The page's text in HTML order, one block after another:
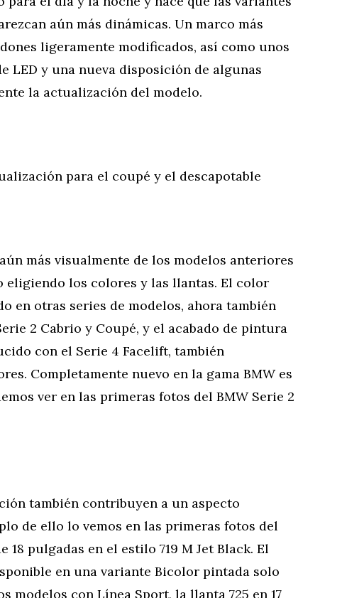
aún más dinámicas. Un marco más
ligeramente modificados, así como unos
LED y una nueva disposición de algunas
la actualización del modelo.
para el coupé y el descapotable
más visualmente de los modelos anteriores
eligiendo los colores y las llantas. El color
en otras series de modelos, ahora también
2 Cabrio y Coupé, y el acabado de pintura
con el Serie 4 Facelift, también
Completamente nuevo en la gama BMW es
ver en las primeras fotos del BMW Serie 2
también contribuyen a un aspecto
de ello lo vemos en las primeras fotos del
18 pulgadas en el estilo 719 M Jet Black. El
en una variante Bicolor pintada solo
modelos con Línea Sport, la llanta 725 en 17